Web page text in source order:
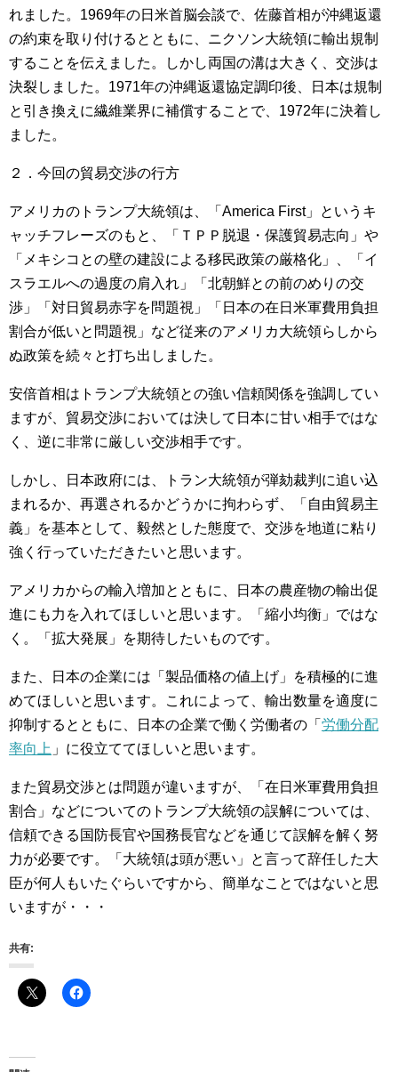
れました。1969年の日米首脳会談で、佐藤首相が沖縄返還
の約束を取り付けるとともに、ニクソン大統領に輸出規制
することを伝えました。しかし両国の溝は大きく、交渉は
決裂しました。1971年の沖縄返還協定調印後、日本は規制
と引き換えに繊維業界に補償することで、1972年に決着し
ました。
２．今回の貿易交渉の行方
アメリカのトランプ大統領は、「America First」というキ
ャッチフレーズのもと、「ＴＰＰ脱退・保護貿易志向」や
「メキシコとの壁の建設による移民政策の厳格化」、「イ
スラエルへの過度の肩入れ」「北朝鮮との前のめりの交
渉」「対日貿易赤字を問題視」「日本の在日米軍費用負担
割合が低いと問題視」など従来のアメリカ大統領らしから
ぬ政策を続々と打ち出しました。
安倍首相はトランプ大統領との強い信頼関係を強調してい
ますが、貿易交渉においては決して日本に甘い相手ではな
く、逆に非常に厳しい交渉相手です。
しかし、日本政府には、トラン大統領が弾劾裁判に追い込
まれるか、再選されるかどうかに拘わらず、「自由貿易主
義」を基本として、毅然とした態度で、交渉を地道に粘り
強く行っていただきたいと思います。
アメリカからの輸入増加とともに、日本の農産物の輸出促
進にも力を入れてほしいと思います。「縮小均衡」ではな
く。「拡大発展」を期待したいものです。
また、日本の企業には「製品価格の値上げ」を積極的に進
めてほしいと思います。これによって、輸出数量を適度に
抑制するとともに、日本の企業で働く労働者の「 労働分配
率向上 」に役立ててほしいと思います。
また貿易交渉とは問題が違いますが、「在日米軍費用負担
割合」などについてのトランプ大統領の誤解については、
信頼できる国防長官や国務長官などを通じて誤解を解く努
力が必要です。「大統領は頭が悪い」と言って辞任した大
臣が何人もいたぐらいですから、簡単なことではないと思
いますが・・・
共有: